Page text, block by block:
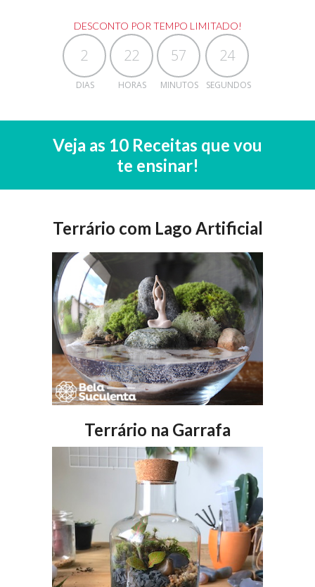
DESCONTO POR TEMPO LIMITADO!
2
DIAS
22
HORAS
57
MINUTOS
23
SEGUNDOS
Veja as 10 Receitas que vou
te ensinar!
Terrário com Lago Artificial
Terrário na Garrafa